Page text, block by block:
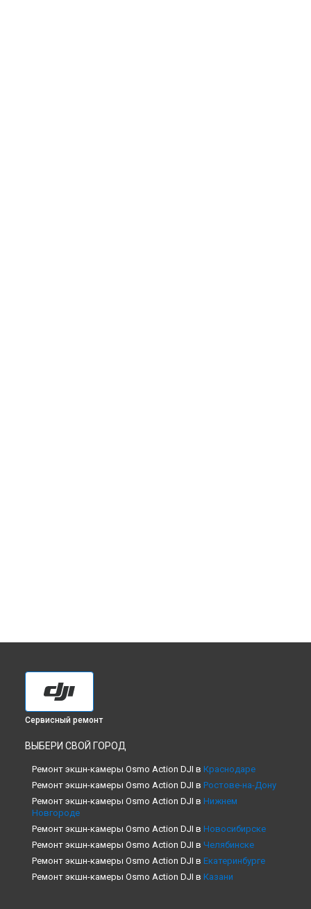
Сервисный ремонт
ВЫБЕРИ СВОЙ ГОРОД
Ремонт экшн-камеры Osmo Action DJI в Краснодаре
Ремонт экшн-камеры Osmo Action DJI в Ростове-на-Дону
Ремонт экшн-камеры Osmo Action DJI в Нижнем
Новгороде
Ремонт экшн-камеры Osmo Action DJI в Новосибирске
Ремонт экшн-камеры Osmo Action DJI в Челябинске
Ремонт экшн-камеры Osmo Action DJI в Екатеринбурге
Ремонт экшн-камеры Osmo Action DJI в Казани